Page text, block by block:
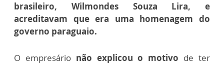
brasileiro, Wilmondes Souza Lira, e
acreditavam que era uma homenagem do
governo paraguaio.
O empresárionão explicou o motivo de ter